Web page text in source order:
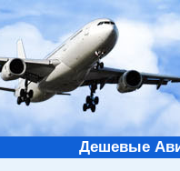
Дешевые